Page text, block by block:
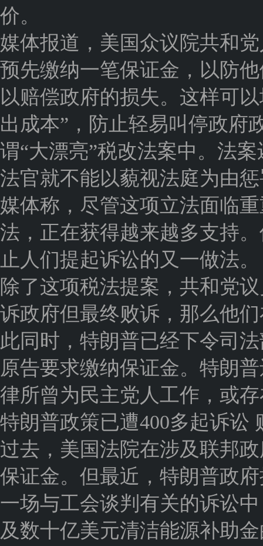
价。
媒体报道，美国众议院共和
预先缴纳一笔保证金，以防
以赔偿政府的损失。这样可
出成本”，防止轻易叫停政府
谓“大漂亮”税改法案中。法
法官就不能以藐视法庭为由
媒体称，尽管这项立法面临
法，正在获得越来越多支持
止人们提起诉讼的又一做法。
除了这项税法提案，共和党
诉政府但最终败诉，那么他
此同时，特朗普已经下令司
原告要求缴纳保证金。特朗
律所曾为民主党人工作，或
特朗普政策已遭400多起诉讼
过去，美国法院在涉及联邦
保证金。但最近，特朗普政
一场与工会谈判有关的诉讼
及数十亿美元清洁能源补助